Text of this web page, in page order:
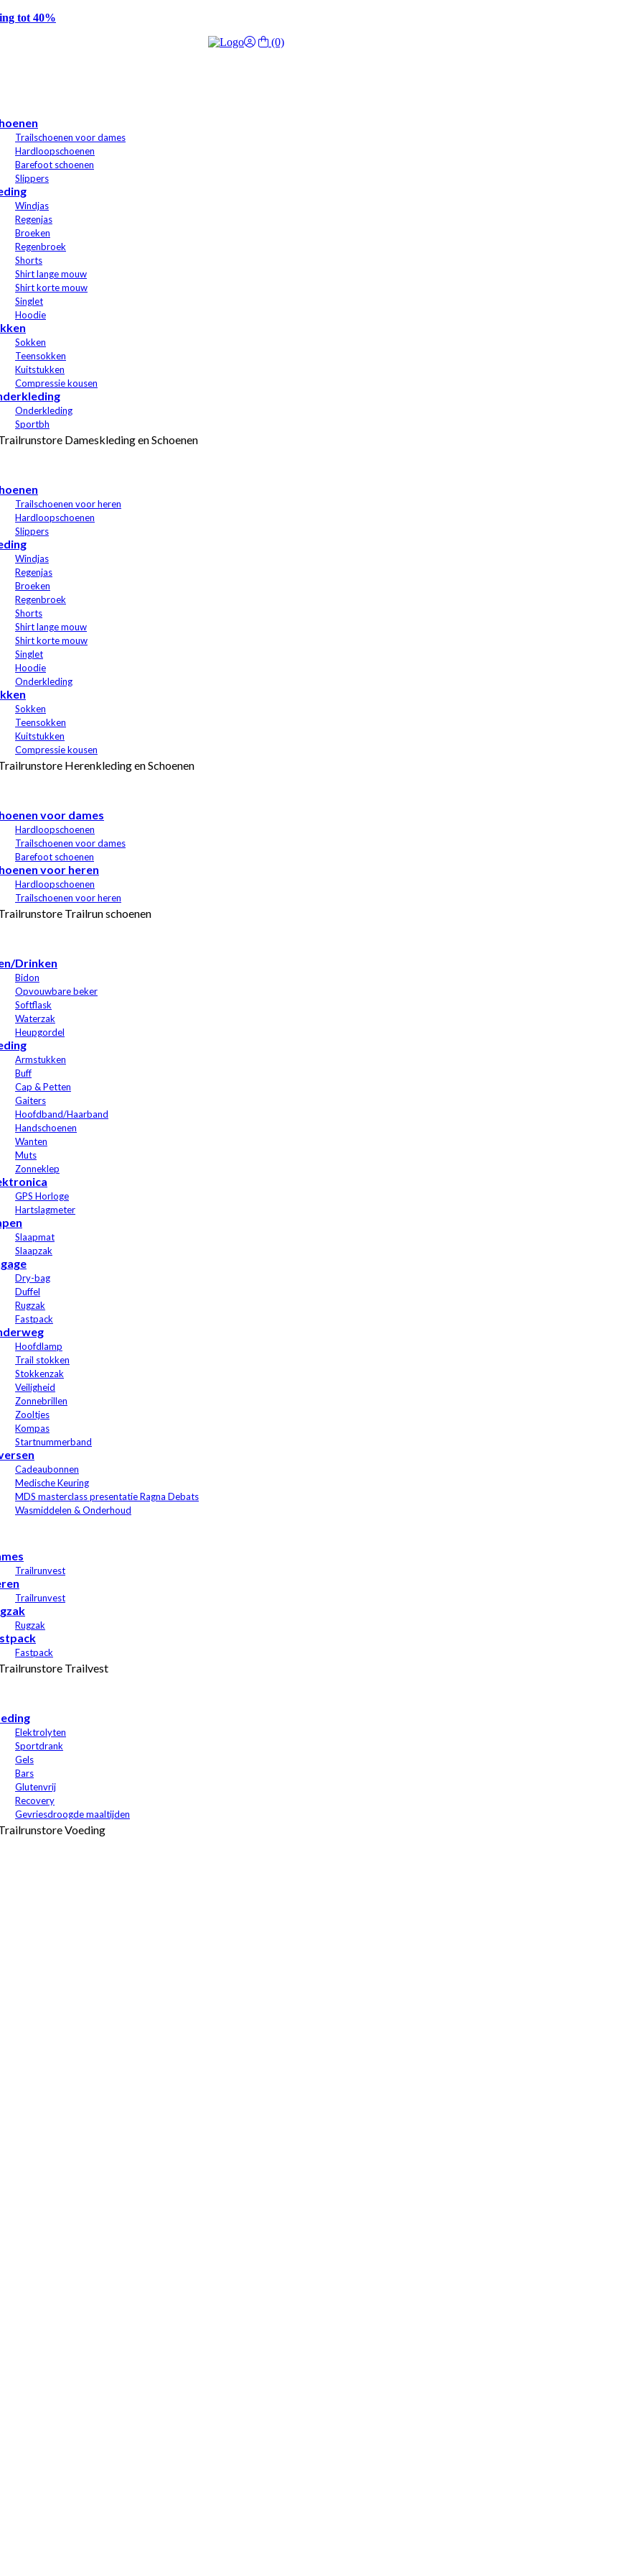
tot 40%
Trailschoenen voor dames
Hardloopschoenen
Barefoot schoenen
Slippers
Windjas
Regenjas
Broeken
Regenbroek
Shorts
Shirt lange mouw
Shirt korte mouw
Singlet
Hoodie
Sokken
Teensokken
Kuitstukken
Compressie kousen
Onderkleding
Sportbh
Trailschoenen voor heren
Hardloopschoenen
Slippers
Windjas
Regenjas
Broeken
Regenbroek
Shorts
Shirt lange mouw
Shirt korte mouw
Singlet
Hoodie
Onderkleding
Sokken
Teensokken
Kuitstukken
Compressie kousen
voor dames
Hardloopschoenen
Trailschoenen voor dames
Barefoot schoenen
voor heren
Hardloopschoenen
Trailschoenen voor heren
Drinken
Bidon
Opvouwbare beker
Softflask
Waterzak
Heupgordel
Armstukken
Buff
Cap & Petten
Gaiters
Hoofdband/Haarband
Handschoenen
Wanten
Muts
Zonneklep
GPS Horloge
Hartslagmeter
Slaapmat
Slaapzak
Dry-bag
Duffel
Rugzak
Fastpack
Hoofdlamp
Trail stokken
Stokkenzak
Veiligheid
Zonnebrillen
Zooltjes
Kompas
Startnummerband
Cadeaubonnen
Medische Keuring
MDS masterclass presentatie Ragna Debats
Wasmiddelen & Onderhoud
Trailrunvest
Trailrunvest
Rugzak
Fastpack
Elektrolyten
Sportdrank
Gels
Bars
Glutenvrij
Recovery
Gevriesdroogde maaltijden
(0)